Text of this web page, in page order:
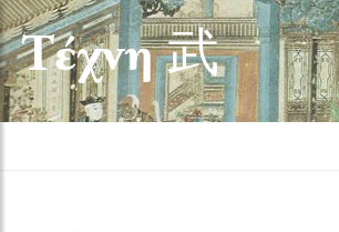
Τέχνη 武